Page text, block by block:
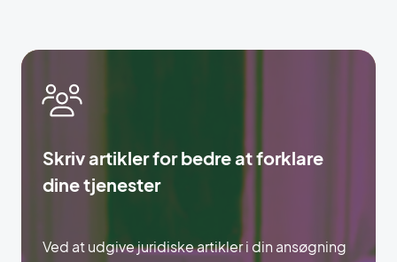
Skriv artikler for bedre at forklare
dine tjenester
Ved at udgive juridiske artikler i din ansøgning